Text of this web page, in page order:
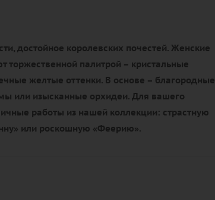
достойное королевских почестей. Женские
торжественной палитрой – кристальные
желтые оттенки. В основе – благородные
или изысканные орхидеи. Для вашего
работы из нашей коллекции: страстную
или роскошную «Феерию».